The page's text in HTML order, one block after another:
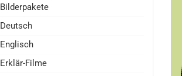
Bilderpakete
Deutsch
Englisch
Erklär-Filme